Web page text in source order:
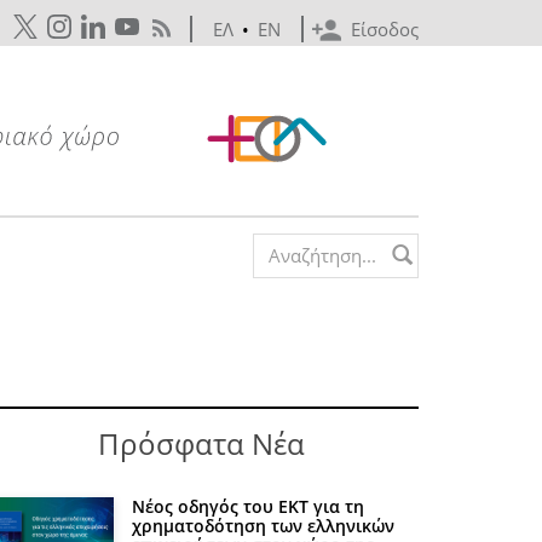
Είσοδος
ΕΛ • EN
Search form
Πρόσφατα Νέα
Νέος οδηγός του ΕΚΤ για τη
χρηματοδότηση των ελληνικών